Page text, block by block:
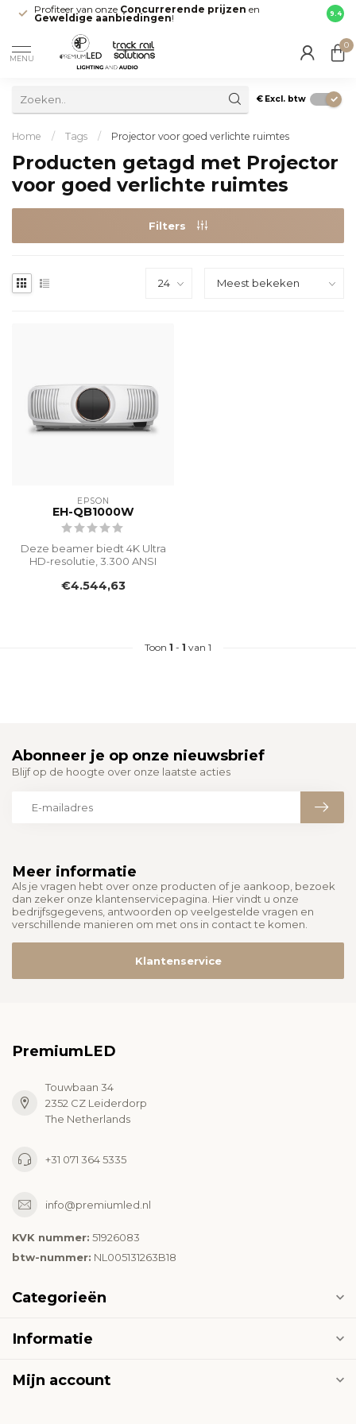
Profiteer van onze Concurrerende prijzen en
Geweldige aanbiedingen! direct
9.4
MENU
0
€ Excl. btw
Home / Tags / Projector voor goed verlichte ruimtes
Producten getagd met Projector
voor goed verlichte ruimtes
Filters
EPSON
EH-QB1000W
Deze beamer biedt 4K Ultra
HD-resolutie, 3.300 ANSI
van ...
€4.544,63
Toon 1 - 1 van 1
Meer informatie
Als je vragen hebt over onze producten of je aankoop, bezoek
dan zeker onze klantenservicepagina. Hier vindt u onze
bedrijfsgegevens, antwoorden op veelgestelde vragen en
verschillende manieren om met ons in contact te komen.
Klantenservice
Abonneer je op onze nieuwsbrief
Blijf op de hoogte over onze laatste acties
PremiumLED
Touwbaan 34
2352 CZ Leiderdorp
The Netherlands
+31 071 364 5335
info@premiumled.nl
KVK nummer: 51926083
btw-nummer: NL005131263B18
Categorieën
Informatie
Mijn account